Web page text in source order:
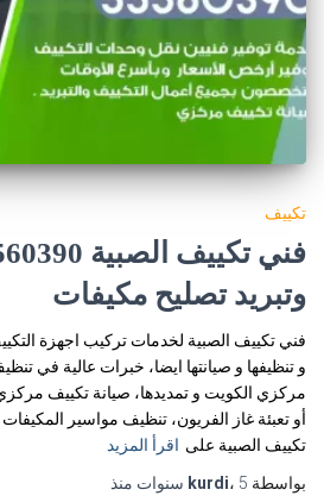
تكييف
وتبريد تصليح مكيفات
فني تكييف الصبية لخدمات تركيب اجهزة
و تنظيفها و صيانتها ايضا، خبرات عالية في
مركزي الكويت و تمديدها، صيانة تكييف
أو تعبئة غاز الفريون، تنظيف مواسير المكيفات
تكييف الصبية على اقرأ المزيد
بواسطة
kurdi، 5 سنوات منذ